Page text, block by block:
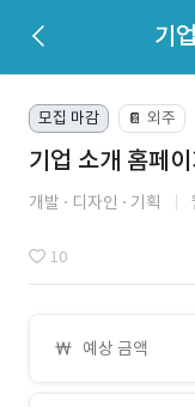
기
모집 마감 📔 외주
기업 소개 홈페
개발 디자인 기획
10
예상 금액